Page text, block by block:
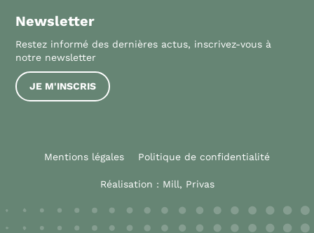
Newsletter
Restez informé des dernières actus, inscrivez-vous à
notre newsletter
JE M'INSCRIS
Mentions légales Politique de confidentialité
Réalisation : Mill, Privas